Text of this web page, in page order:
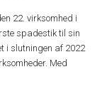
22. virksomhed i
spadestik til sin
i slutningen af 2022
Med